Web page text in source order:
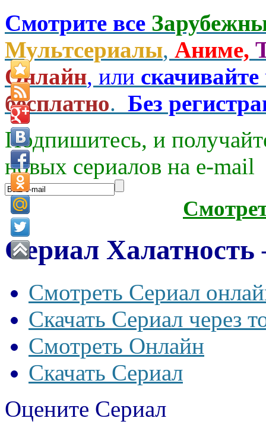
Смотрите все
Мультсериалы, Аниме,
Онлайн, или скачивайте
бесплатно. Без
Подпишитесь, и
новых сериалов на e-mаil
Сериал
Смотреть Сериал
Скачать Сериал через
Смотреть Онлайн
Скачать Сериал
Оцените Сериал